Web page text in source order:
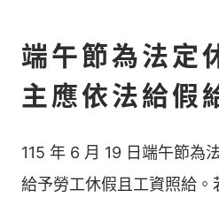
端午節為法定
主應依法給假
115 年 6 月 19 日端午節為
給予勞工休假且工資照給